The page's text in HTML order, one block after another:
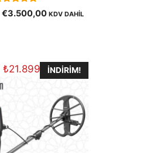
5.00
out of 5
Orijinal
€3.500,00Şu
KDV DAHİL
₺21.899,91İNDIRIM!